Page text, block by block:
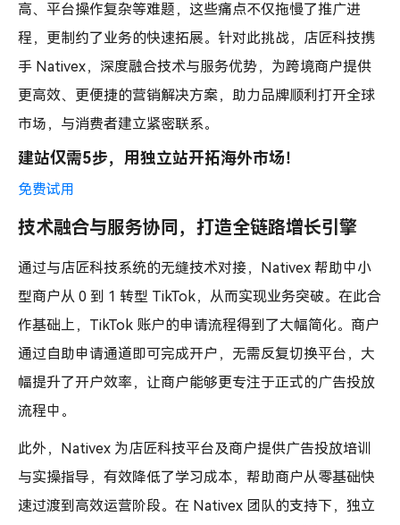
高、平台操作复杂等难题，这些痛点不仅拖慢了推广进
程，更制约了业务的快速拓展。针对此挑战，店匠科技携
手 Nativex，深度融合技术与服务优势，为跨境商户提供
更高效、更便捷的营销解决方案，助力品牌顺利打开全球
市场，与消费者建立紧密联系。
建站仅需5步，用独立站开拓海外市场！
免费试用
技术融合与服务协同，打造全链路增长引擎
通过与店匠科技系统的无缝技术对接，Nativex 帮助中小
型商户从 0 到 1 转型 TikTok，从而实现业务突破。在此合
作基础上，TikTok 账户的申请流程得到了大幅简化。商户
通过自助申请通道即可完成开户，无需反复切换平台，大
幅提升了开户效率，让商户能够更专注于正式的广告投放
流程中。
此外，Nativex 为店匠科技平台及商户提供广告投放培训
与实操指导，有效降低了学习成本，帮助商户从零基础快
速过渡到高效运营阶段。在 Nativex 团队的支持下，独立